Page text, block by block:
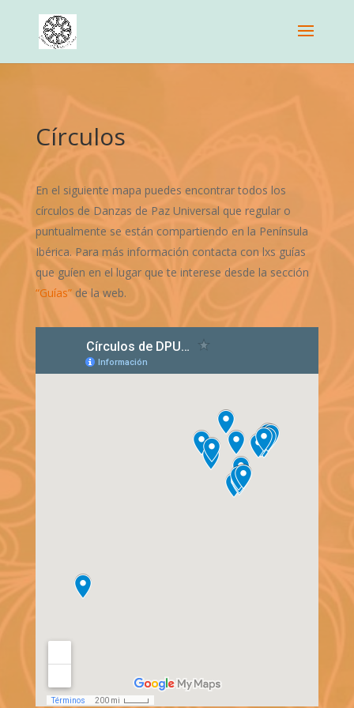
Círculos
En el siguiente mapa puedes encontrar todos los
círculos de Danzas de Paz Universal que regular o
puntualmente se están compartiendo en la Península
Ibérica. Para más información contacta con lxs guías
que guíen en el lugar que te interese desde la sección
“Guías”de la web.